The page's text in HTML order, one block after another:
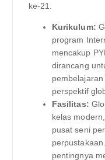
ke-21.
Kurikulum:
program
mencakup
dirancang
perspektif
Fasilitas:
kelas
pusat seni
pentingnya